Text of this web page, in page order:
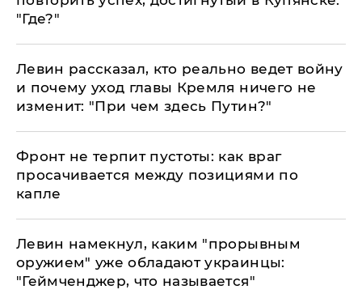
"Где?"
Левин рассказал, кто реально ведет войну
и почему уход главы Кремля ничего не
изменит: "При чем здесь Путин?"
​Фронт не терпит пустоты: как враг
просачивается между позициями по
капле
Левин намекнул, каким "прорывным
оружием" уже обладают украинцы:
"Геймченджер, что называется"